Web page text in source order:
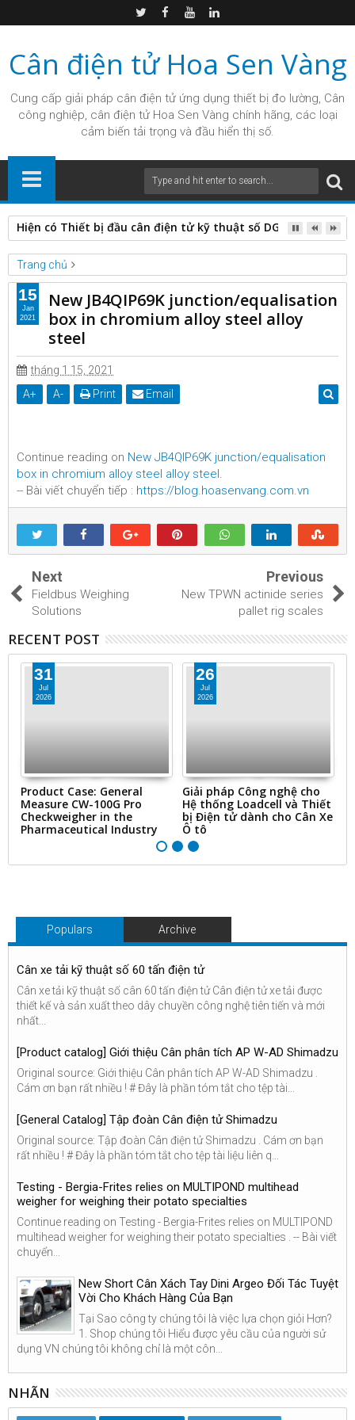
Cân điện tử Hoa Sen Vàng
Cung cấp giải pháp cân điện tử ứng dụng thiết bị đo lường, Cân
công nghiệp, cân điện tử Hoa Sen Vàng chính hãng, các loại
cảm biến tải trọng và đầu hiển thị số.
Hiện có Thiết bị đầu cân điện tử kỹ thuật số DGT1S có Hoa
Trang chủ
Unlabelled
New JB4QIP69K junction/equalisation box in chromium alloy
steel alloy steel
New JB4QIP69K junction/equalisation
box in chromium alloy steel alloy
steel
tháng 1 15, 2021
A+ A- Print Email
Continue reading on New JB4QIP69K junction/equalisation
box in chromium alloy steel alloy steel.
-- Bài viết chuyển tiếp : https://blog.hoasenvang.com.vn
15
Jan
2021
Next
Fieldbus Weighing
Solutions
Previous
New TPWN actinide series
pallet rig scales
RECENT POST
31
Jul
2026
Product Case: General
Measure CW-100G Pro
Checkweigher in the
Pharmaceutical Industry
26
Jul
2026
Giải pháp Công nghệ cho
Hệ thống Loadcell và Thiết
bị Điện tử dành cho Cân Xe
Ô tô
Populars Archive
Cân xe tải kỹ thuật số 60 tấn điện tử
Cân xe tải kỹ thuật số cân 60 tấn điện tử Cân điện tử xe tải được
thiết kế và sản xuất theo dây chuyền công nghệ tiên tiến và mới
nhất...
[Product catalog] Giới thiệu Cân phân tích AP W-AD Shimadzu
Original source: Giới thiệu Cân phân tích AP W-AD Shimadzu .
Cám ơn bạn rất nhiều ! # Đây là phần tóm tắt cho tệp tài...
[General Catalog] Tập đoàn Cân điện tử Shimadzu
Original source: Tập đoàn Cân điện tử Shimadzu . Cám ơn bạn
rất nhiều ! # Đây là phần tóm tắt cho tệp tài liệu liên q...
Testing - Bergia-Frites relies on MULTIPOND multihead
weigher for weighing their potato specialties
Continue reading on Testing - Bergia-Frites relies on MULTIPOND
multihead weigher for weighing their potato specialties . -- Bài viết
chuyển...
New Short Cân Xách Tay Dini Argeo Đối Tác Tuyệt
Vời Cho Khách Hàng Của Bạn
Tại Sao công ty chúng tôi là việc lựa chọn giỏi Hơn?
1. Shop chúng tôi Hiểu được yêu cầu của người sử
dụng VN chúng tôi không chỉ là một côn...
NHÃN